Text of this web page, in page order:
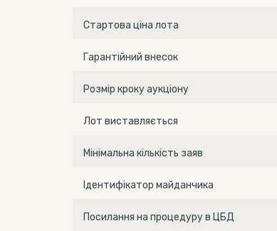
Стартова ціна лота
Гарантійний внесок
Розмір кроку аукціону
Лот виставляється
Мінімальна кількість заяв
Ідентифікатор майданчика
Посилання на процедуру в ЦБД